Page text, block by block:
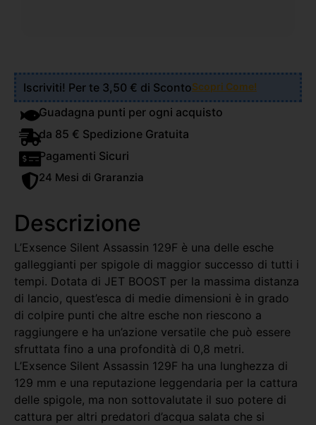
Iscriviti! Per te 3,50 € di ScontoScopri Come!
Guadagna punti per ogni acquisto
da 85 € Spedizione Gratuita
Pagamenti Sicuri
24 Mesi di Graranzia
Descrizione
L’Exsence Silent Assassin 129F è una delle esche
galleggianti per spigole di maggior successo di tutti i
tempi. Dotata di JET BOOST per la massima distanza
di lancio, quest’esca di medie dimensioni è in grado
di colpire punti che altre esche non riescono a
raggiungere e ha un’azione versatile che può essere
sfruttata fino a una profondità di 0,8 metri.
L’Exsence Silent Assassin 129F ha una lunghezza di
129 mm e una reputazione leggendaria per la cattura
delle spigole, ma non sottovalutate il suo potere di
cattura per altri predatori d’acqua salata che si